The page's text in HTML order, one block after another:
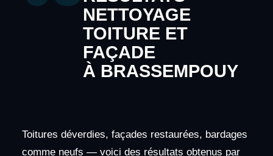
NETTOYAGE
TOITURE ET
FAÇADE
À BRASSEMPOUY
Toitures déverdies, façades restaurées, bardages
comme neufs — voici des résultats obtenus par